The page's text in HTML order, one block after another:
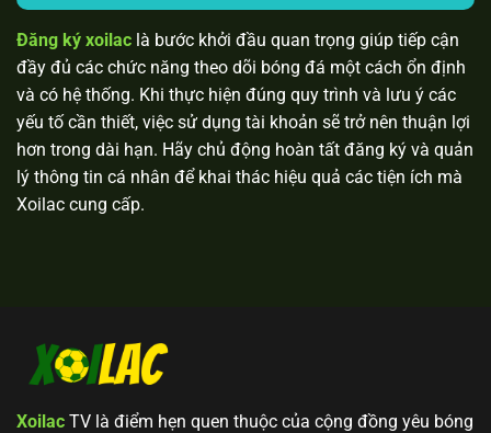
Đăng ký xoilac là bước khởi đầu quan trọng giúp tiếp cận
đầy đủ các chức năng theo dõi bóng đá một cách ổn định
và có hệ thống. Khi thực hiện đúng quy trình và lưu ý các
yếu tố cần thiết, việc sử dụng tài khoản sẽ trở nên thuận lợi
hơn trong dài hạn. Hãy chủ động hoàn tất đăng ký và quản
lý thông tin cá nhân để khai thác hiệu quả các tiện ích mà
Xoilac cung cấp.
Xoilac TV là điểm hẹn quen thuộc của cộng đồng yêu bóng